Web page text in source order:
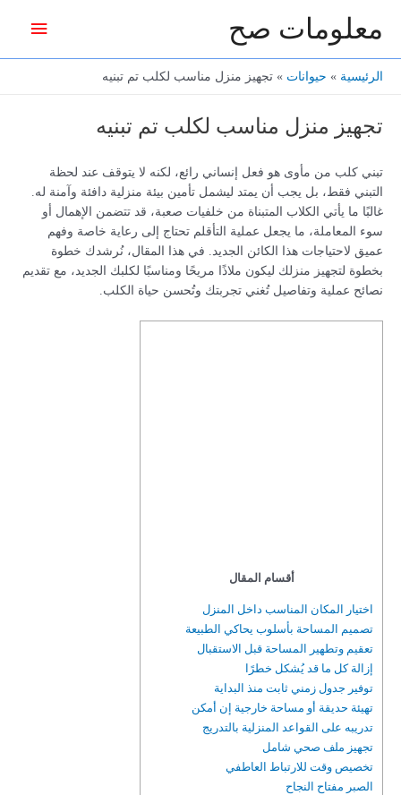
معلومات صح
الرئيسية حيوانات تجهيز منزل مناسب لكلب تم تبنيه
تجهيز منزل مناسب لكلب تم تبنيه
تبني كلب من مأوى هو فعل إنساني رائع، لكنه لا يتوقف عند لحظة
التبني فقط، بل يجب أن يمتد ليشمل تأمين بيئة منزلية دافئة وآمنة له.
غالبًا ما يأتي الكلاب المتبناة من خلفيات صعبة، قد تتضمن الإهمال أو
سوء المعاملة، ما يجعل عملية التأقلم تحتاج إلى رعاية خاصة وفهم
عميق لاحتياجات هذا الكائن الجديد. في هذا المقال، نُرشدك خطوة
بخطوة لتجهيز منزلك ليكون ملاذًا مريحًا ومناسبًا لكلبك الجديد، مع تقديم
نصائح عملية وتفاصيل تُغني تجربتك وتُحسن حياة الكلب.
أقسام المقال
اختيار المكان المناسب داخل المنزل
تصميم المساحة بأسلوب يحاكي الطبيعة
تعقيم وتطهير المساحة قبل الاستقبال
إزالة كل ما قد يُشكل خطرًا
توفير جدول زمني ثابت منذ البداية
تهيئة حديقة أو مساحة خارجية إن أمكن
تدريبه على القواعد المنزلية بالتدريج
تجهيز ملف صحي شامل
تخصيص وقت للارتباط العاطفي
الصبر مفتاح النجاح